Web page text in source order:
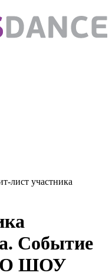
лист участника
Событие
ШОУ